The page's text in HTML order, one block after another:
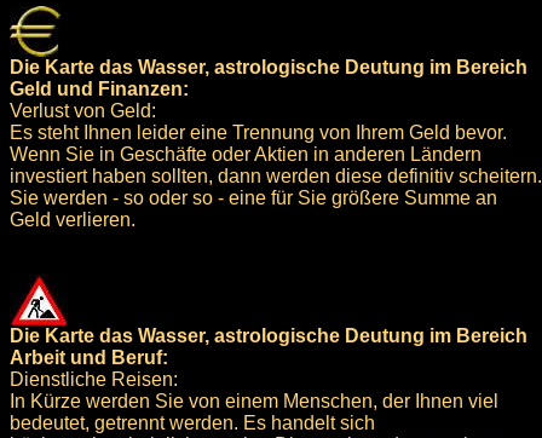
Die Karte das Wasser, astrologische Deutung im Bereich
Geld und Finanzen:
Verlust von Geld:
Es steht Ihnen leider eine Trennung von Ihrem Geld bevor.
Wenn Sie in Geschäfte oder Aktien in anderen Ländern
investiert haben sollten, dann werden diese definitiv scheitern.
Sie werden - so oder so - eine für Sie größere Summe an
Geld verlieren.
Die Karte das Wasser, astrologische Deutung im Bereich
Arbeit und Beruf:
Dienstliche Reisen:
In Kürze werden Sie von einem Menschen, der Ihnen viel
bedeutet, getrennt werden. Es handelt sich